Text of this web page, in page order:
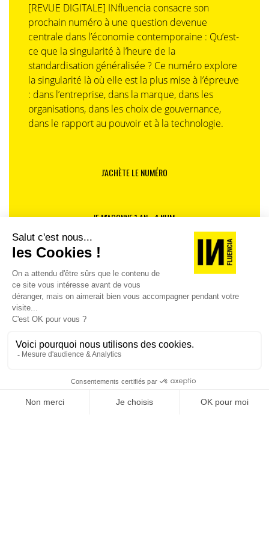
[REVUE DIGITALE] INfluencia consacre son
prochain numéro à une question devenue
centrale dans l’économie contemporaine : Qu’est-
ce que la singularité à l’heure de la
standardisation généralisée ? Ce numéro explore
la singularité là où elle est la plus mise à l’épreuve
: dans l’entreprise, dans la marque, dans les
organisations, dans les choix de gouvernance,
dans le rapport au pouvoir et à la technologie.
J'ACHÈTE LE NUMÉRO
JE M'ABONNE 1 AN - 4 NUM.
JE DÉCOUVRE LES NUMÉROS PRÉCÉDENTS
Je suis déjà abonné(e) :je consulte la revue en